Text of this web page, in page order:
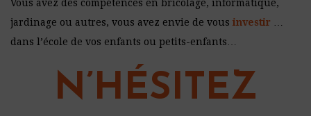
Vous avez des compétences en bricolage, informatique,
jardinage ou autres, vous avez envie de vous investir
dans l’école de vos enfants ou petits-enfants…
N’HÉSITEZ